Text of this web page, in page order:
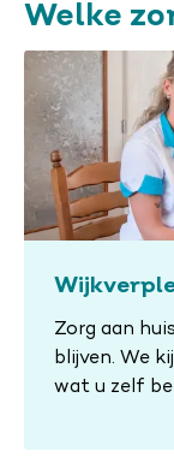
Welke
Zorg aan
blijven. We
wat u zelf